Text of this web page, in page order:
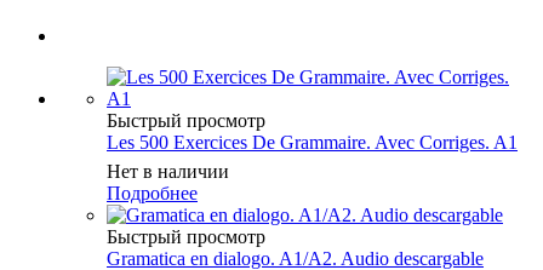
Быстрый просмотр
Les 500 Exercices De Grammaire. Avec Corriges. A1
Нет в наличии
Подробнее
Быстрый просмотр
Gramatica en dialogo. A1/A2. Audio descargable